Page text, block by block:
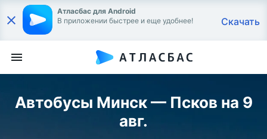
Атласбас для Android
В приложении быстрее и еще удобнее!
Скачать
Автобусы Минск — Псков на 9
авг.